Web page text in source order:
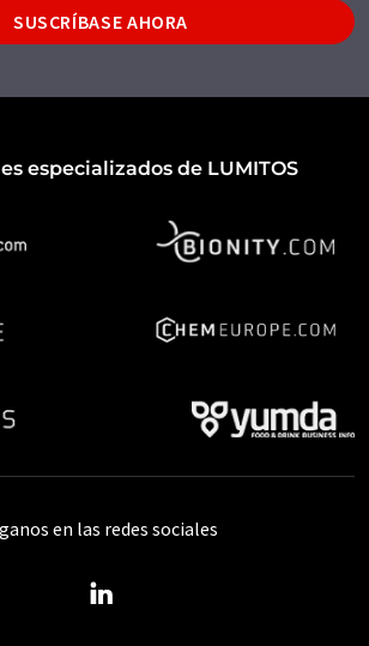
SUSCRÍBASE AHORA
especializados de LUMITOS
en las redes sociales